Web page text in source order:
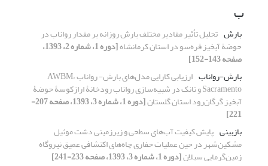
ب
بارش تحلیل تأثیر مقادیر مختلف بارش روزانه بر مقدار رواناب در
حوضة آبخیز قره‌سو در استان کرمانشاه [دوره 1، شماره 2، 1393،
صفحه 143-152]
بارش-رواناب
ارزیابی کارایی مدل‌های بارش- رواناب AWBM،
Sacramento و تانک در شبیه‌سازی رواناب رودخانۀ ارازکوسۀ حوضۀ
آبخیز گرگان‌رود استان گلستان [دوره 1، شماره 3، 1393، صفحه 207-
221]
بازبینی پایش کیفیت آب‌های سطحی و زیرزمینی دشت موئیل
مشکین‌شهر در حین عملیات حفاری چاه‌های اکتشافی عمیق نیروگاه
زمین‌گرمایی سبلان[دوره 1، شماره 3، 1393، صفحه 233-241]